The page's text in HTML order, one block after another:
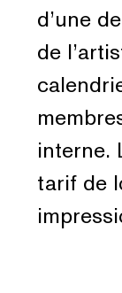
d’une
de
interne.
tarif de